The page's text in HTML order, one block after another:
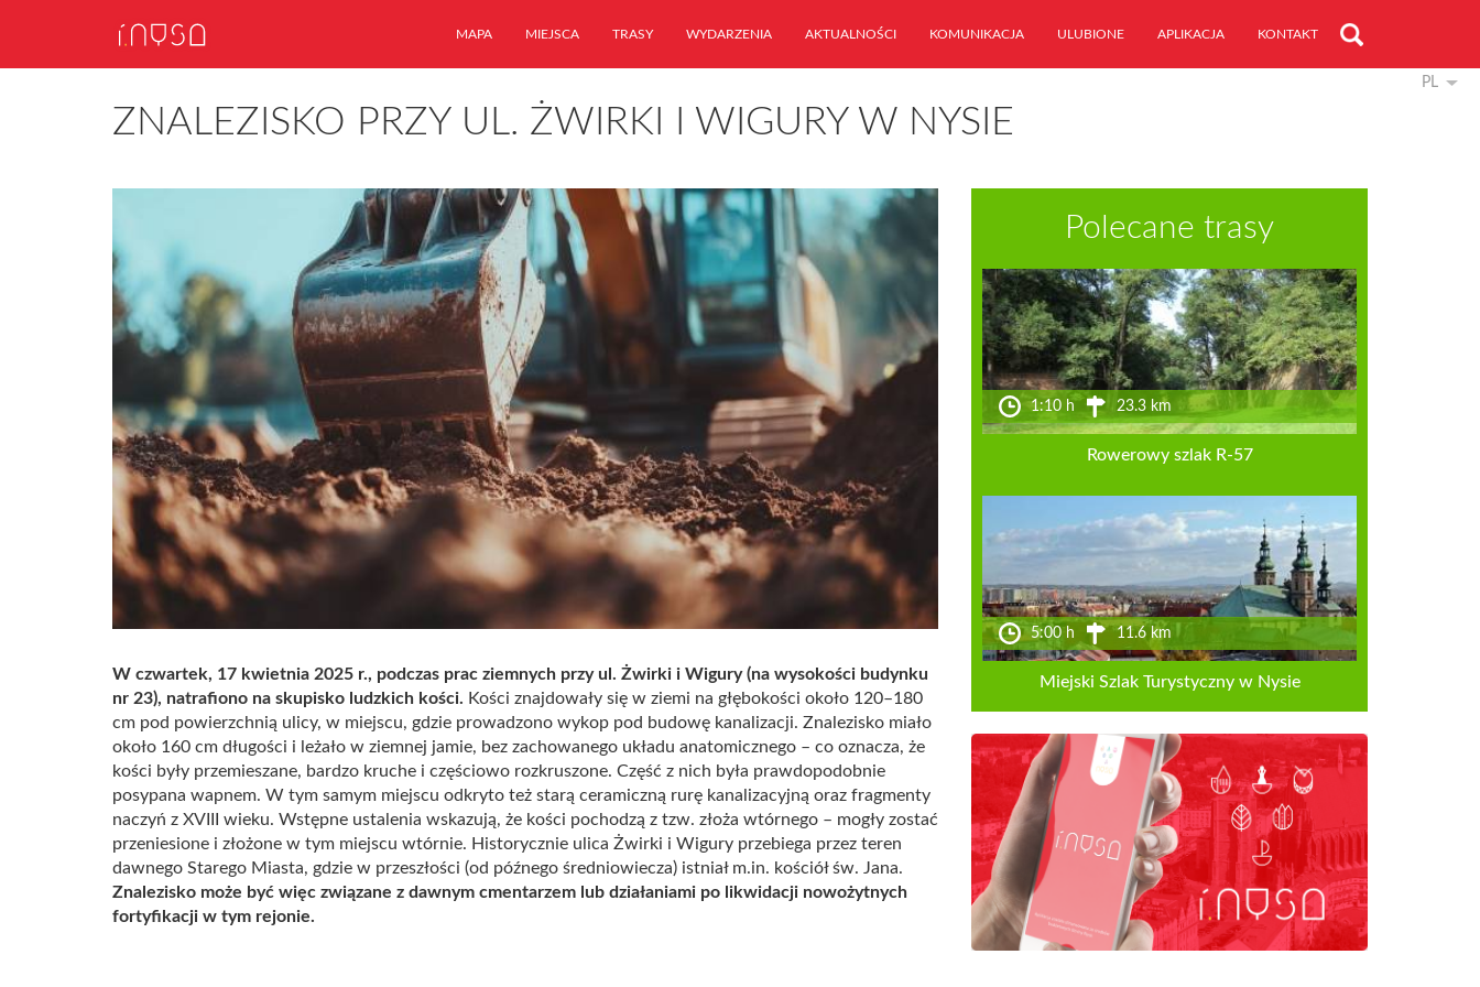
MAPA MIEJSCA TRASY WYDARZENIA AKTUALNOŚCI KOMUNIKACJA ULUBIONE APLIKACJA KONTAKT
PL
ZNALEZISKO PRZY UL. ŻWIRKI I WIGURY W NYSIE
W czwartek, 17 kwietnia 2025 r., podczas prac ziemnych przy ul. Żwirki i Wigury (na wysokości budynku
nr 23), natrafiono na skupisko ludzkich kości. Kości znajdowały się w ziemi na głębokości około 120–180
cm pod powierzchnią ulicy, w miejscu, gdzie prowadzono wykop pod budowę kanalizacji. Znalezisko miało
około 160 cm długości i leżało w ziemnej jamie, bez zachowanego układu anatomicznego – co oznacza, że
kości były przemieszane, bardzo kruche i częściowo rozkruszone. Część z nich była prawdopodobnie
posypana wapnem. W tym samym miejscu odkryto też starą ceramiczną rurę kanalizacyjną oraz fragmenty
naczyń z XVIII wieku. Wstępne ustalenia wskazują, że kości pochodzą z tzw. złoża wtórnego – mogły zostać
przeniesione i złożone w tym miejscu wtórnie. Historycznie ulica Żwirki i Wigury przebiega przez teren
dawnego Starego Miasta, gdzie w przeszłości (od późnego średniowiecza) istniał m.in. kościół św. Jana.
Znalezisko może być więc związane z dawnym cmentarzem lub działaniami po likwidacji nowożytnych
fortyfikacji w tym rejonie.
Polecane trasy
1:10 h 23.3 km
Rowerowy szlak R-57
5:00 h 11.6 km
Miejski Szlak Turystyczny w Nysie